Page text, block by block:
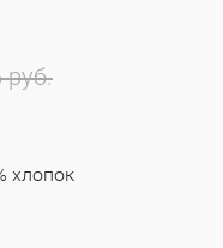
руб.
хлопок